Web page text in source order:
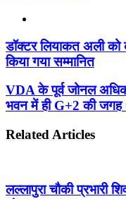
डॉक्टर
लियाकत
अली
काउंट
सीजर
स्मृति
किया
गया
डॉक्टर लियाकत अली को
किया गया सम्मानित
VDA
के
पूर्व
अधिकारी
गंभीर
VDA के पूर्व जोनल
भवन में ही G+2 की जगह
Related Articles
लल्लापुरा चौकी प्रभारी